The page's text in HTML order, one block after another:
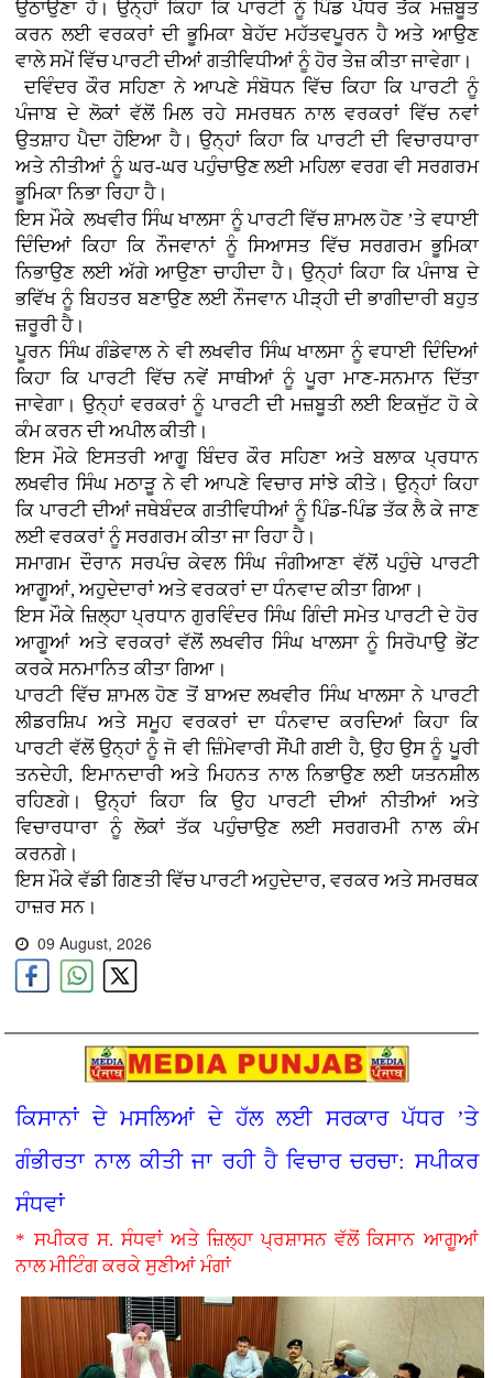
ਉਠਾਉਣਾ ਹੈ। ਉਨ੍ਹਾਂ ਕਿਹਾ ਕਿ ਪਾਰਟੀ ਨੂੰ ਪਿੰਡ ਪੱਧਰ ਤੱਕ ਮਜ਼ਬੂਤ
ਕਰਨ ਲਈ ਵਰਕਰਾਂ ਦੀ ਭੂਮਿਕਾ ਬੇਹੱਦ ਮਹੱਤਵਪੂਰਨ ਹੈ ਅਤੇ ਆਉਣ
ਵਾਲੇ ਸਮੇਂ ਵਿੱਚ ਪਾਰਟੀ ਦੀਆਂ ਗਤੀਵਿਧੀਆਂ ਨੂੰ ਹੋਰ ਤੇਜ਼ ਕੀਤਾ ਜਾਵੇਗਾ।
ਦਵਿੰਦਰ ਕੌਰ ਸਹਿਣਾ ਨੇ ਆਪਣੇ ਸੰਬੋਧਨ ਵਿੱਚ ਕਿਹਾ ਕਿ ਪਾਰਟੀ ਨੂੰ
ਪੰਜਾਬ ਦੇ ਲੋਕਾਂ ਵੱਲੋਂ ਮਿਲ ਰਹੇ ਸਮਰਥਨ ਨਾਲ ਵਰਕਰਾਂ ਵਿੱਚ ਨਵਾਂ
ਉਤਸ਼ਾਹ ਪੈਦਾ ਹੋਇਆ ਹੈ। ਉਨ੍ਹਾਂ ਕਿਹਾ ਕਿ ਪਾਰਟੀ ਦੀ ਵਿਚਾਰਧਾਰਾ
ਅਤੇ ਨੀਤੀਆਂ ਨੂੰ ਘਰ-ਘਰ ਪਹੁੰਚਾਉਣ ਲਈ ਮਹਿਲਾ ਵਰਗ ਵੀ ਸਰਗਰਮ
ਭੂਮਿਕਾ ਨਿਭਾ ਰਿਹਾ ਹੈ।
ਇਸ ਮੌਕੇ ਲਖਵੀਰ ਸਿੰਘ ਖਾਲਸਾ ਨੂੰ ਪਾਰਟੀ ਵਿੱਚ ਸ਼ਾਮਲ ਹੋਣ ’ਤੇ ਵਧਾਈ
ਦਿੰਦਿਆਂ ਕਿਹਾ ਕਿ ਨੌਜਵਾਨਾਂ ਨੂੰ ਸਿਆਸਤ ਵਿੱਚ ਸਰਗਰਮ ਭੂਮਿਕਾ
ਨਿਭਾਉਣ ਲਈ ਅੱਗੇ ਆਉਣਾ ਚਾਹੀਦਾ ਹੈ। ਉਨ੍ਹਾਂ ਕਿਹਾ ਕਿ ਪੰਜਾਬ ਦੇ
ਭਵਿੱਖ ਨੂੰ ਬਿਹਤਰ ਬਣਾਉਣ ਲਈ ਨੌਜਵਾਨ ਪੀੜ੍ਹੀ ਦੀ ਭਾਗੀਦਾਰੀ ਬਹੁਤ
ਜ਼ਰੂਰੀ ਹੈ।
ਪੂਰਨ ਸਿੰਘ ਗੰਡੇਵਾਲ ਨੇ ਵੀ ਲਖਵੀਰ ਸਿੰਘ ਖਾਲਸਾ ਨੂੰ ਵਧਾਈ ਦਿੰਦਿਆਂ
ਕਿਹਾ ਕਿ ਪਾਰਟੀ ਵਿੱਚ ਨਵੇਂ ਸਾਥੀਆਂ ਨੂੰ ਪੂਰਾ ਮਾਣ-ਸਨਮਾਨ ਦਿੱਤਾ
ਜਾਵੇਗਾ। ਉਨ੍ਹਾਂ ਵਰਕਰਾਂ ਨੂੰ ਪਾਰਟੀ ਦੀ ਮਜ਼ਬੂਤੀ ਲਈ ਇਕਜੁੱਟ ਹੋ ਕੇ
ਕੰਮ ਕਰਨ ਦੀ ਅਪੀਲ ਕੀਤੀ।
ਇਸ ਮੌਕੇ ਇਸਤਰੀ ਆਗੂ ਬਿੰਦਰ ਕੌਰ ਸਹਿਣਾ ਅਤੇ ਬਲਾਕ ਪ੍ਰਧਾਨ
ਲਖਵੀਰ ਸਿੰਘ ਮਠਾੜੂ ਨੇ ਵੀ ਆਪਣੇ ਵਿਚਾਰ ਸਾਂਝੇ ਕੀਤੇ। ਉਨ੍ਹਾਂ ਕਿਹਾ
ਕਿ ਪਾਰਟੀ ਦੀਆਂ ਜਥੇਬੰਦਕ ਗਤੀਵਿਧੀਆਂ ਨੂੰ ਪਿੰਡ-ਪਿੰਡ ਤੱਕ ਲੈ ਕੇ ਜਾਣ
ਲਈ ਵਰਕਰਾਂ ਨੂੰ ਸਰਗਰਮ ਕੀਤਾ ਜਾ ਰਿਹਾ ਹੈ।
ਸਮਾਗਮ ਦੌਰਾਨ ਸਰਪੰਚ ਕੇਵਲ ਸਿੰਘ ਜੰਗੀਆਣਾ ਵੱਲੋਂ ਪਹੁੰਚੇ ਪਾਰਟੀ
ਆਗੂਆਂ, ਅਹੁਦੇਦਾਰਾਂ ਅਤੇ ਵਰਕਰਾਂ ਦਾ ਧੰਨਵਾਦ ਕੀਤਾ ਗਿਆ।
ਇਸ ਮੌਕੇ ਜ਼ਿਲ੍ਹਾ ਪ੍ਰਧਾਨ ਗੁਰਵਿੰਦਰ ਸਿੰਘ ਗਿੰਦੀ ਸਮੇਤ ਪਾਰਟੀ ਦੇ ਹੋਰ
ਆਗੂਆਂ ਅਤੇ ਵਰਕਰਾਂ ਵੱਲੋਂ ਲਖਵੀਰ ਸਿੰਘ ਖਾਲਸਾ ਨੂੰ ਸਿਰੋਪਾਉ ਭੇਂਟ
ਕਰਕੇ ਸਨਮਾਨਿਤ ਕੀਤਾ ਗਿਆ।
ਪਾਰਟੀ ਵਿੱਚ ਸ਼ਾਮਲ ਹੋਣ ਤੋਂ ਬਾਅਦ ਲਖਵੀਰ ਸਿੰਘ ਖਾਲਸਾ ਨੇ ਪਾਰਟੀ
ਲੀਡਰਸ਼ਿਪ ਅਤੇ ਸਮੂਹ ਵਰਕਰਾਂ ਦਾ ਧੰਨਵਾਦ ਕਰਦਿਆਂ ਕਿਹਾ ਕਿ
ਪਾਰਟੀ ਵੱਲੋਂ ਉਨ੍ਹਾਂ ਨੂੰ ਜੋ ਵੀ ਜ਼ਿੰਮੇਵਾਰੀ ਸੌਂਪੀ ਗਈ ਹੈ, ਉਹ ਉਸ ਨੂੰ ਪੂਰੀ
ਤਨਦੇਹੀ, ਇਮਾਨਦਾਰੀ ਅਤੇ ਮਿਹਨਤ ਨਾਲ ਨਿਭਾਉਣ ਲਈ ਯਤਨਸ਼ੀਲ
ਰਹਿਣਗੇ। ਉਨ੍ਹਾਂ ਕਿਹਾ ਕਿ ਉਹ ਪਾਰਟੀ ਦੀਆਂ ਨੀਤੀਆਂ ਅਤੇ
ਵਿਚਾਰਧਾਰਾ ਨੂੰ ਲੋਕਾਂ ਤੱਕ ਪਹੁੰਚਾਉਣ ਲਈ ਸਰਗਰਮੀ ਨਾਲ ਕੰਮ
ਕਰਨਗੇ।
ਇਸ ਮੌਕੇ ਵੱਡੀ ਗਿਣਤੀ ਵਿੱਚ ਪਾਰਟੀ ਅਹੁਦੇਦਾਰ, ਵਰਕਰ ਅਤੇ ਸਮਰਥਕ
ਹਾਜ਼ਰ ਸਨ।
09 August, 2026
ਕਿਸਾਨਾਂ ਦੇ ਮਸਲਿਆਂ ਦੇ ਹੱਲ ਲਈ ਸਰਕਾਰ ਪੱਧਰ ’ਤੇ
ਗੰਭੀਰਤਾ ਨਾਲ ਕੀਤੀ ਜਾ ਰਹੀ ਹੈ ਵਿਚਾਰ ਚਰਚਾ: ਸਪੀਕਰ
ਸੰਧਵਾਂ
* ਸਪੀਕਰ ਸ. ਸੰਧਵਾਂ ਅਤੇ ਜ਼ਿਲ੍ਹਾ ਪ੍ਰਸ਼ਾਸਨ ਵੱਲੋਂ ਕਿਸਾਨ ਆਗੂਆਂ
ਨਾਲ ਮੀਟਿੰਗ ਕਰਕੇ ਸੁਣੀਆਂ ਮੰਗਾਂ